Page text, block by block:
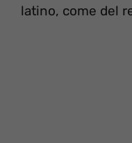
latino, come del